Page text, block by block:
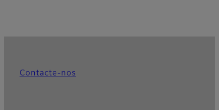
Contacte-nos